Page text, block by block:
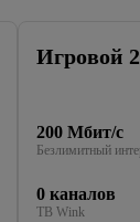
Игровой
200 Мбит/с
Безлимитный
0 каналов
ТВ Wink